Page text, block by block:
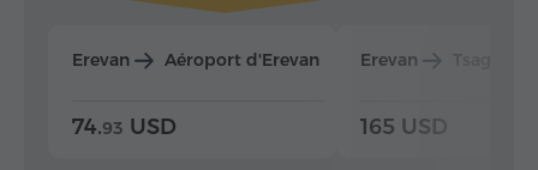
Erevan Aéroport d'Erevan
74.93 USD
Erevan
165 USD